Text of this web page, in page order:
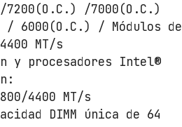
/7000(O.C.)
6000(O.C.) / Módulos de
MT/s
y procesadores Intel®
4400 MT/s
DIMM única de 64